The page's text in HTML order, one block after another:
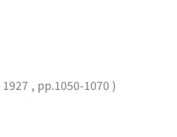
1927 , pp.1050-1070 )